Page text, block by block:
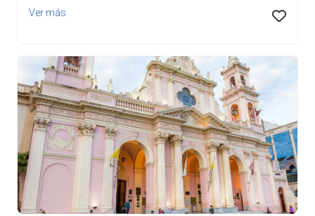
Ver más